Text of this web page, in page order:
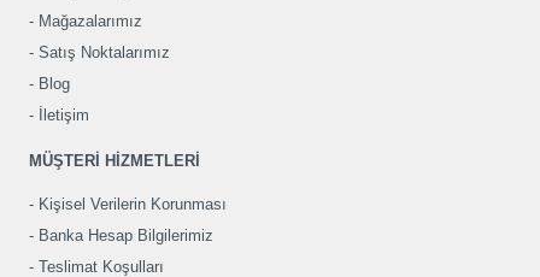
Mağazalarımız
Satış Noktalarımız
Blog
İletişim
MÜŞTERİ HİZMETLERİ
Kişisel Verilerin Korunması
Banka Hesap Bilgilerimiz
Teslimat Koşulları